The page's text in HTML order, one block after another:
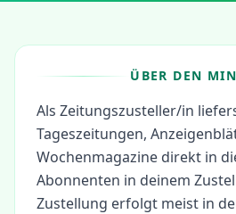
ÜBER DEN
Als Zeitungszusteller/in
Tageszeitungen,
Wochenmagazine direkt in
Abonnenten in deinem
Zustellung erfolgt meist in